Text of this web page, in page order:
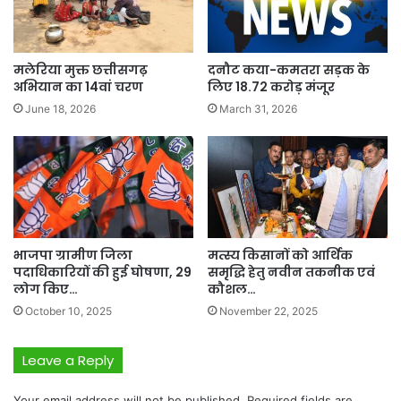
मलेरिया मुक्त छत्तीसगढ़
अभियान का 14वां चरण
June 18, 2026
दनौट कया-कमतरा सड़क के
लिए 18.72 करोड़ मंजूर
March 31, 2026
भाजपा ग्रामीण जिला
पदाधिकारियों की हुई घोषणा, 29
लोग किए…
October 10, 2025
मत्स्य किसानों को आर्थिक
समृद्धि हेतु नवीन तकनीक एवं
कौशल…
November 22, 2025
Leave a Reply